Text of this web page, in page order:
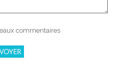
commentaires